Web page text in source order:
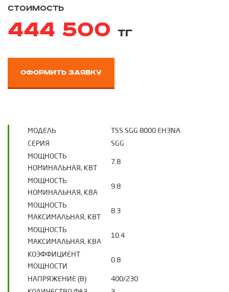
стоимость
444 500 тг
оформить заявку
МОДЕЛЬ
TSS SGG 8000 EH3NA
СЕРИЯ
SGG
МОЩНОСТЬ
НОМИНАЛЬНАЯ, КВТ
7.8
МОЩНОСТЬ
НОМИНАЛЬНАЯ, КВА
9.8
МОЩНОСТЬ
МАКСИМАЛЬНАЯ, КВТ
8.3
МОЩНОСТЬ
МАКСИМАЛЬНАЯ, КВА
10.4
КОЭФФИЦИЕНТ
МОЩНОСТИ
0.8
НАПРЯЖЕНИЕ (В)
400/230